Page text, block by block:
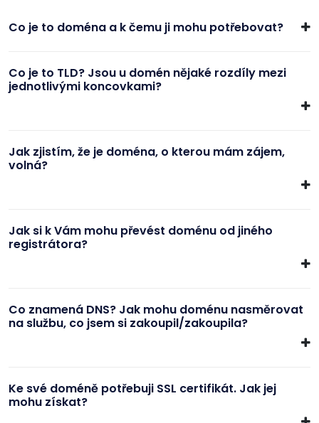
Co je to doména a k čemu ji mohu potřebovat?
Co je to TLD? Jsou u domén nějaké rozdíly mezi
jednotlivými koncovkami?
Jak zjistím, že je doména, o kterou mám zájem,
volná?
Jak si k Vám mohu převést doménu od jiného
registrátora?
Co znamená DNS? Jak mohu doménu nasměrovat
na službu, co jsem si zakoupil/zakoupila?
Ke své doméně potřebuji SSL certifikát. Jak jej
mohu získat?